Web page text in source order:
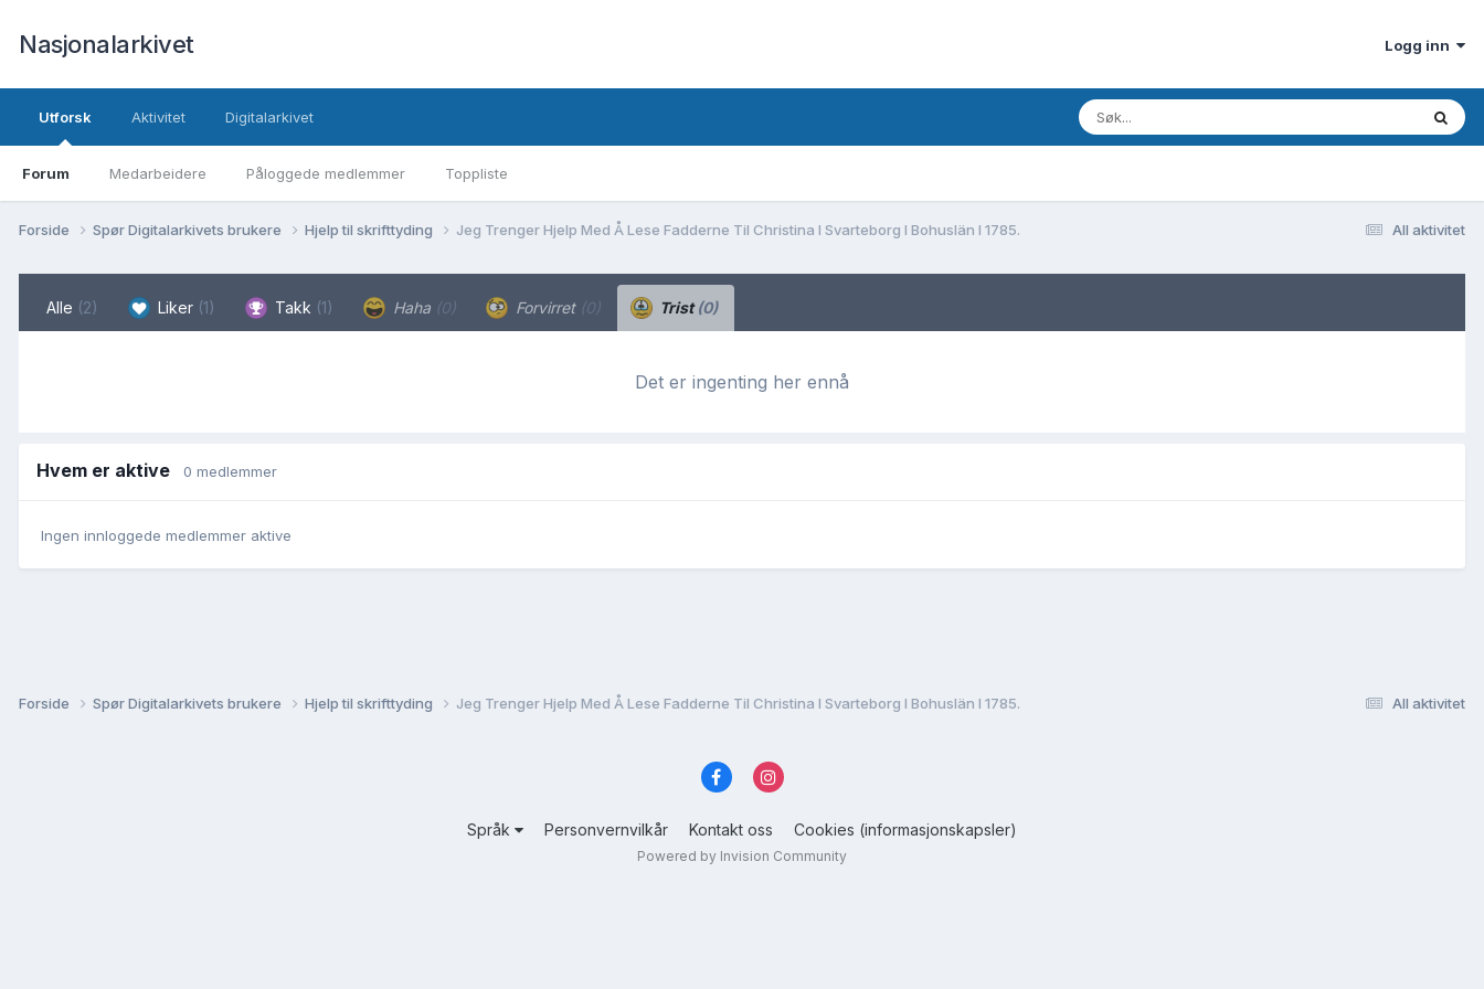
Nasjonalarkivet Logg inn
Utforsk
Forum Medarbeidere Påloggede medlemmer Toppliste
Aktivitet Digitalarkivet
All aktivitet
Forside Spør Digitalarkivets brukere Hjelp til skrifttyding Jeg Trenger Hjelp Med Å Lese Fadderne Til Christina I Svarteborg I Bohuslän I 1785.
Alle (2) Liker (1) Takk (1) Haha (0) Forvirret (0) Trist(0)
Det er ingenting her ennå
Hvem er aktive 0 medlemmer
Ingen innloggede medlemmer aktive
All aktivitet
Forside Spør Digitalarkivets brukere Hjelp til skrifttyding Jeg Trenger Hjelp Med Å Lese Fadderne Til Christina I Svarteborg I Bohuslän I 1785.
Språk Personvernvilkår Kontakt oss Cookies (informasjonskapsler)
Powered by Invision Community